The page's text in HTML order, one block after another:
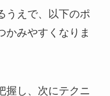
うえで、以下のポ
かみやすくなりま
握し、次にテクニ